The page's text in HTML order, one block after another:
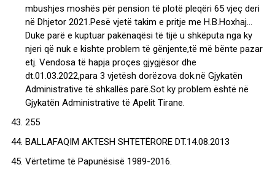
mbushjes moshës për pension të plotë pleqëri 65 vjeç deri
në Dhjetor 2021.Pesë vjetë takim e pritje me H.B.Hoxhaj…
Duke parë e kuptuar pakënaqësi të tijë u shkëputa nga ky
njeri që nuk e kishte problem të gënjente,të më bënte pazar
etj. Vendosa të hapja proçes gjygjësor dhe
dt.01.03.2022,para 3 vjetësh dorëzova dok.në Gjykatën
Administrative të shkallës parë.Sot ky problem është në
Gjykatën Administrative të Apelit Tirane.
255
BALLAFAQIM AKTESH SHTETËRORE DT.14.08.2013
Vërtetime të Papunësisë 1989-2016.